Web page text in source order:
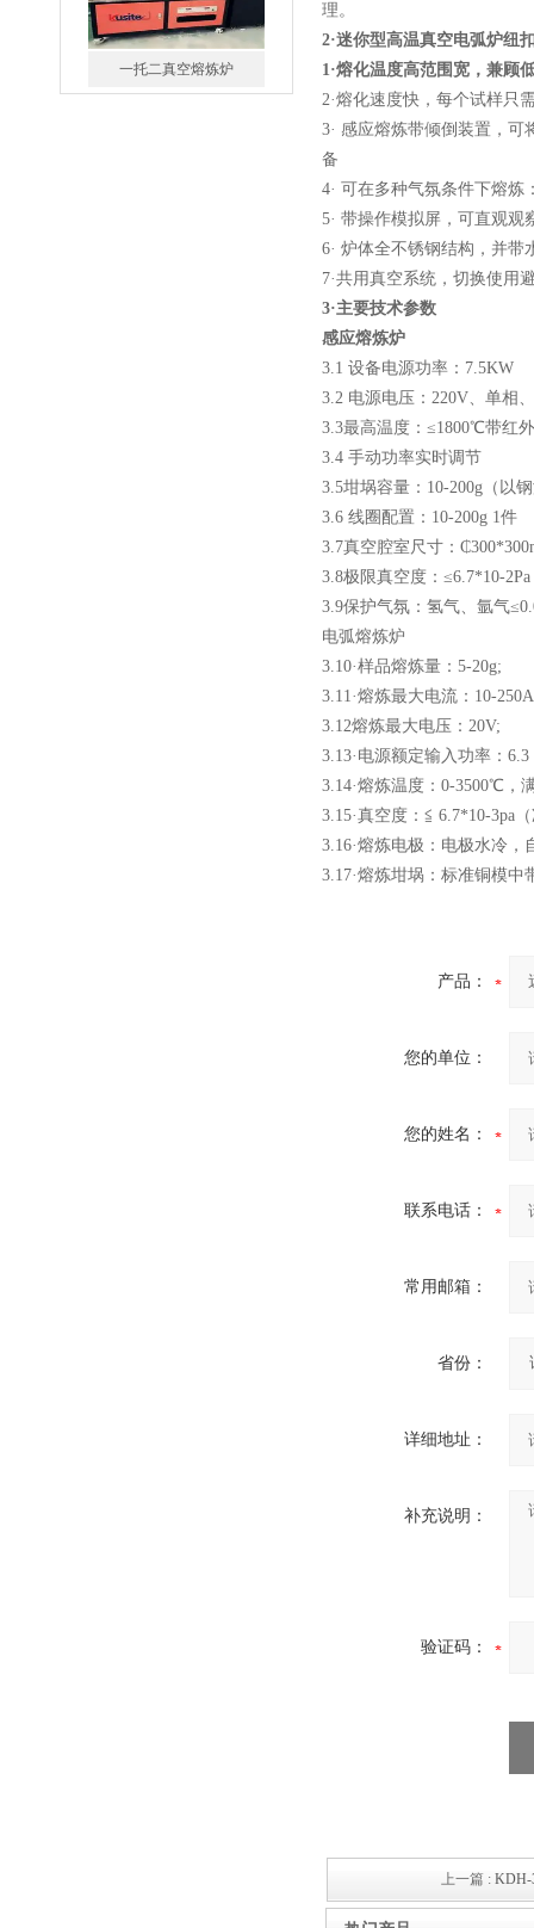
理。
2·迷你型高温真空电弧炉纽
1·熔化温度高范围宽，兼顾
2·熔化速度快，每个试样只
3· 感应熔炼带倾倒装置，
备
4· 可在多种气氛条件下熔
5· 带操作模拟屏，可直观
6· 炉体全不锈钢结构，并
7·共用真空系统，切换使用
3·主要技术参数
感应熔炼炉
3.1 设备电源功率：7.5KW
3.2 电源电压：220V、单相
3.3最高温度：≤1800℃带红
3.4 手动功率实时调节
3.5坩埚容量：10-200g（以
3.6 线圈配置：10-200g 1件
3.7真空腔室尺寸：
3.8极限真空度：≤6.7*10-2Pa
3.9保护气氛：氢气、氩气
电弧熔炼炉
3.10·样品熔炼量：5-20g;
3.11·熔炼最大电流：10-
3.12熔炼最大电压：20V;
3.13·电源额定输入功率：
3.14·熔炼温度：0-3500℃，
3.15·真空度：≦ 6.7*10-3pa
3.16·熔炼电极：电极水冷，
3.17·熔炼坩埚：标准铜模
产品：
您的单位：
您的姓名：
联系电话：
常用邮箱：
省份：
详细地址：
补充说明：
验证码：
上一篇 : KDH-